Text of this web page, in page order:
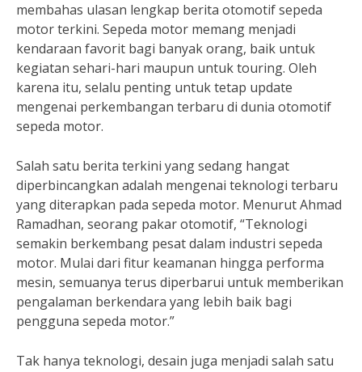
membahas ulasan lengkap berita otomotif sepeda
motor terkini. Sepeda motor memang menjadi
kendaraan favorit bagi banyak orang, baik untuk
kegiatan sehari-hari maupun untuk touring. Oleh
karena itu, selalu penting untuk tetap update
mengenai perkembangan terbaru di dunia otomotif
sepeda motor.
Salah satu berita terkini yang sedang hangat
diperbincangkan adalah mengenai teknologi terbaru
yang diterapkan pada sepeda motor. Menurut Ahmad
Ramadhan, seorang pakar otomotif, “Teknologi
semakin berkembang pesat dalam industri sepeda
motor. Mulai dari fitur keamanan hingga performa
mesin, semuanya terus diperbarui untuk memberikan
pengalaman berkendara yang lebih baik bagi
pengguna sepeda motor.”
Tak hanya teknologi, desain juga menjadi salah satu